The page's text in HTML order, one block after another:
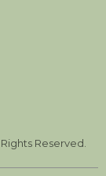
Reserved.